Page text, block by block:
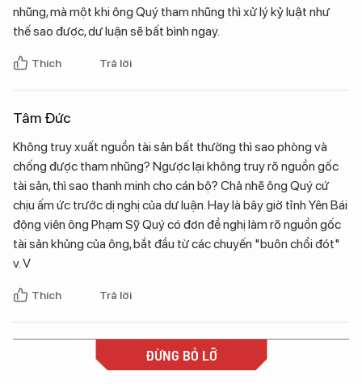
nhũng, mà một khi ông Quý tham nhũng thì xử lý kỷ luật như
thế sao được, dư luận sẽ bất bình ngay.
Thích Trả lời
Tâm Đức
Không truy xuất nguồn tài sản bất thường thì sao phòng và
chống được tham nhũng? Ngược lại không truy rõ nguồn gốc
tài sản, thì sao thanh minh cho cán bộ? Chả nhẽ ông Quý cứ
chịu ấm ức trước dị nghị của dư luận. Hay là bây giờ tỉnh Yên Bái
động viên ông Phạm Sỹ Quý có đơn đề nghị làm rõ nguồn gốc
tài sản khủng của ông, bắt đầu từ các chuyến "buôn chổi đót"
v. V
Thích Trả lời
ĐỪNG BỎ LỠ